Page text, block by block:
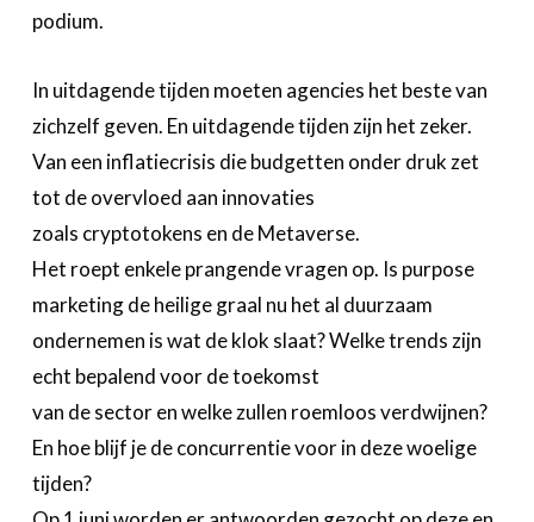
podium.
In uitdagende tijden moeten agencies het beste van
zichzelf geven. En uitdagende tijden zijn het zeker.
Van een inflatiecrisis die budgetten onder druk zet
tot de overvloed aan innovaties
zoals cryptotokens en de Metaverse.
Het roept enkele prangende vragen op. Is purpose
marketing de heilige graal nu het al duurzaam
ondernemen is wat de klok slaat? Welke trends zijn
echt bepalend voor de toekomst
van de sector en welke zullen roemloos verdwijnen?
En hoe blijf je de concurrentie voor in deze woelige
tijden?